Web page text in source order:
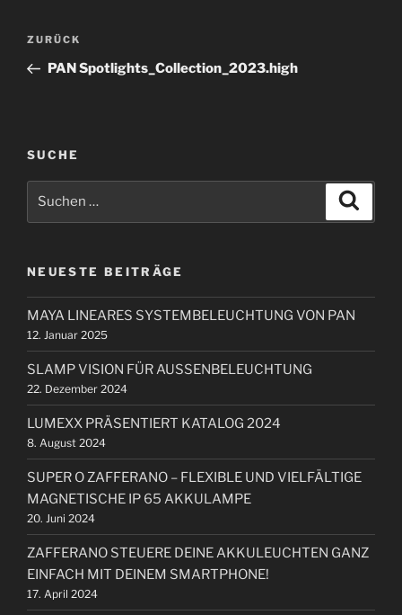
i
a
g
v
i
g
a
t
i
o
n
V
o
r
e
i
t
r
a
g
ZURÜCK
PAN Spotlights_Collection_2023.high
SUCHE
e
n
n
a
c
h
:
c
NEUESTE BEITRÄGE
MAYA LINEARES SYSTEMBELEUCHTUNG VON PAN
12. Januar 2025
SLAMP VISION FÜR AUSSENBELEUCHTUNG
22. Dezember 2024
LUMEXX PRÄSENTIERT KATALOG 2024
8. August 2024
SUPER O ZAFFERANO – FLEXIBLE UND VIELFÄLTIGE
MAGNETISCHE IP 65 AKKULAMPE
20. Juni 2024
ZAFFERANO STEUERE DEINE AKKULEUCHTEN GANZ
EINFACH MIT DEINEM SMARTPHONE!
17. April 2024